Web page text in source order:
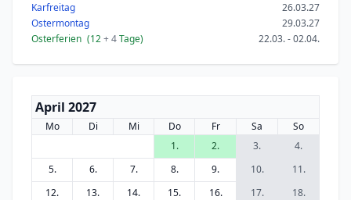
Karfreitag
26.03.27
Ostermontag
29.03.27
Osterferien (12+ 4Tage) 22.03. - 02.04.
April 2027
Mo Di Mi Do Fr Sa
So
1.
2. 3.
4.
5.
6. 7. 8. 9. 10.
11.
12.
13. 14. 15. 16. 17.
18.